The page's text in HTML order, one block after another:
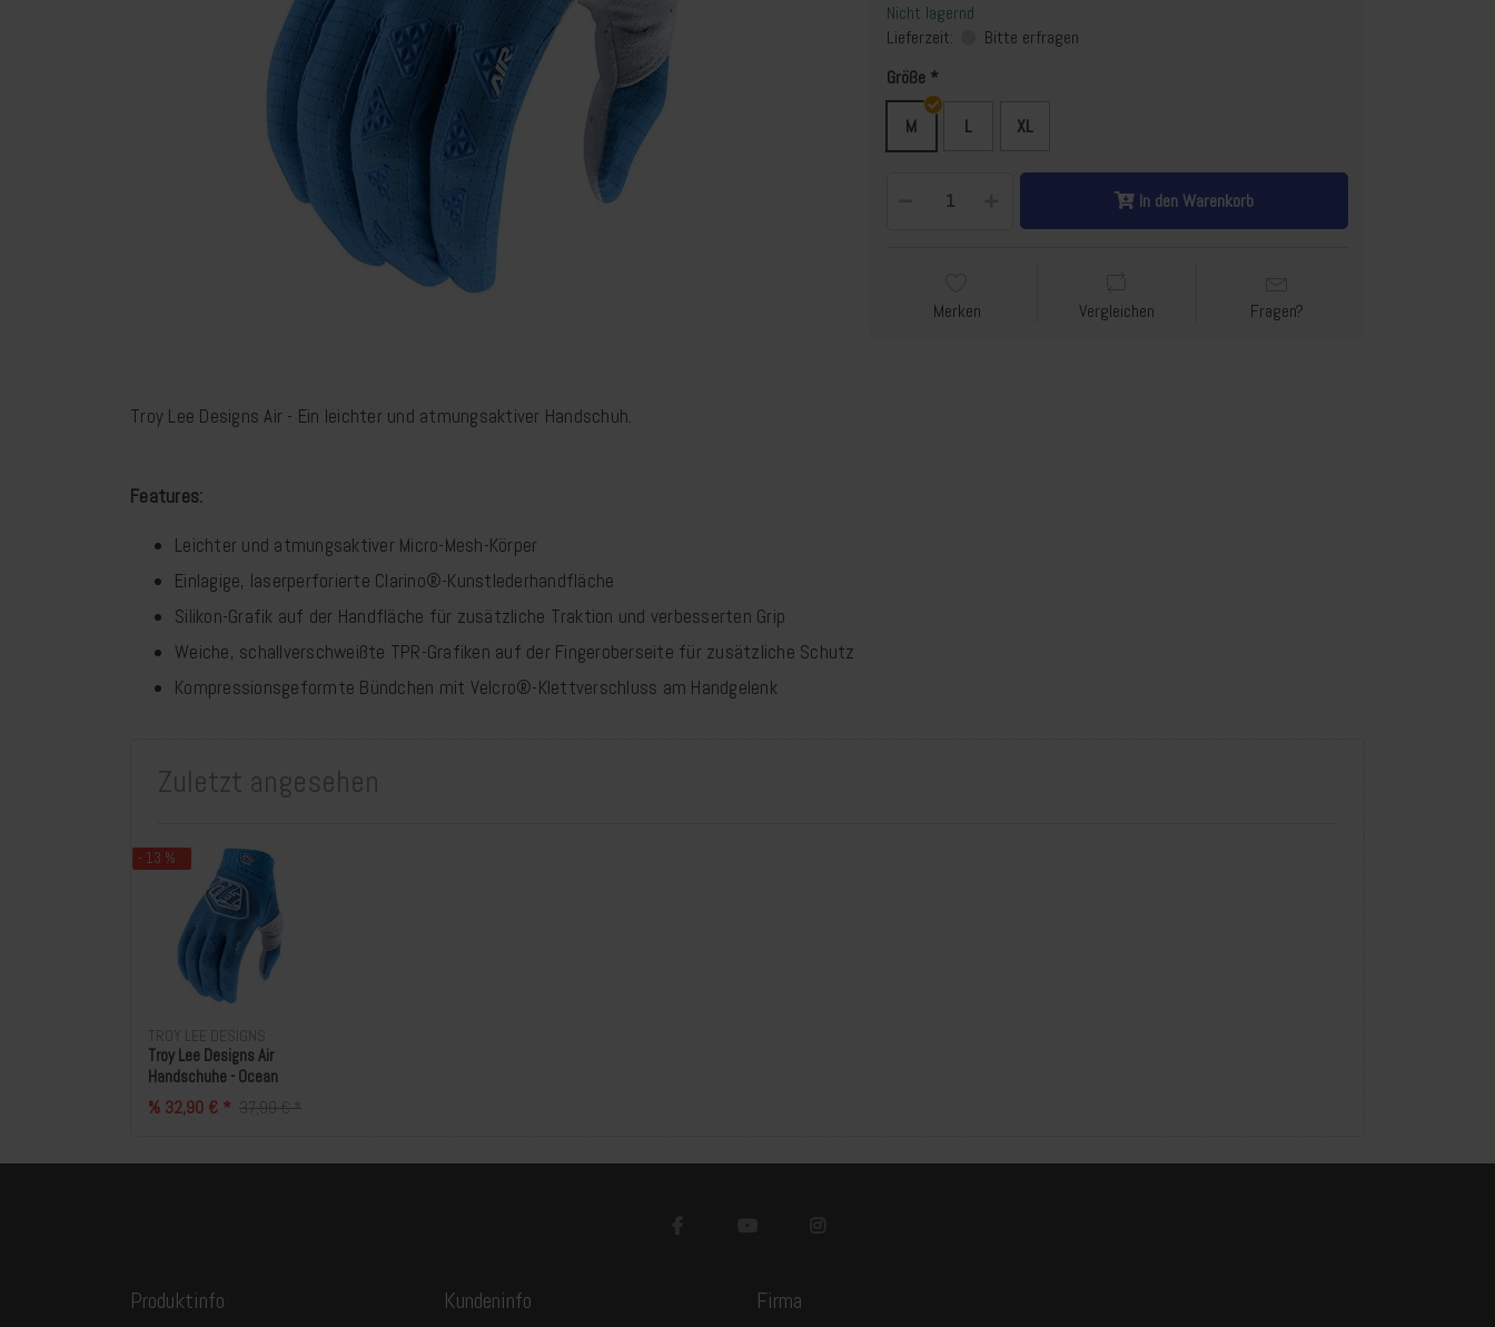
Nicht lagernd
Lieferzeit:
Bitte erfragen
Größe
M L XL
In den Warenkorb
Merken Vergleichen Fragen?
Troy Lee Designs Air - Ein leichter und atmungsaktiver Handschuh.
Features:
Leichter und atmungsaktiver Micro-Mesh-Körper
Einlagige, laserperforierte Clarino®-Kunstlederhandfläche
Silikon-Grafik auf der Handfläche für zusätzliche Traktion und verbesserten Grip
Weiche, schallverschweißte TPR-Grafiken auf der Fingeroberseite für zusätzliche Schutz
Kompressionsgeformte Bündchen mit Velcro®-Klettverschluss am Handgelenk
Zuletzt angesehen
- 13 %
TROY LEE DESIGNS
Troy Lee Designs Air
Handschuhe - Ocean
% 32,90 € * 37,99 € *
Produktinfo Kundeninfo Firma